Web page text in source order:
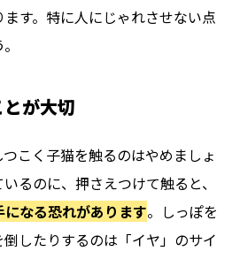
す。特に人にじゃれさせない点
が大切
こく子猫を触るのはやめましょ
るのに、押さえつけて触ると、
なる恐れがあります。しっぽを
したりするのは「イヤ」のサイ